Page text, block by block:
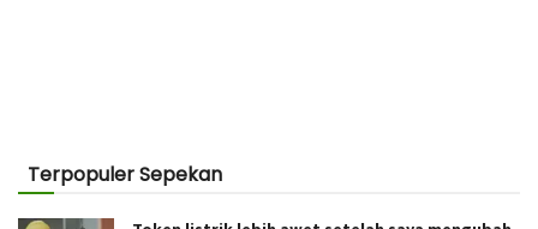
Terpopuler Sepekan